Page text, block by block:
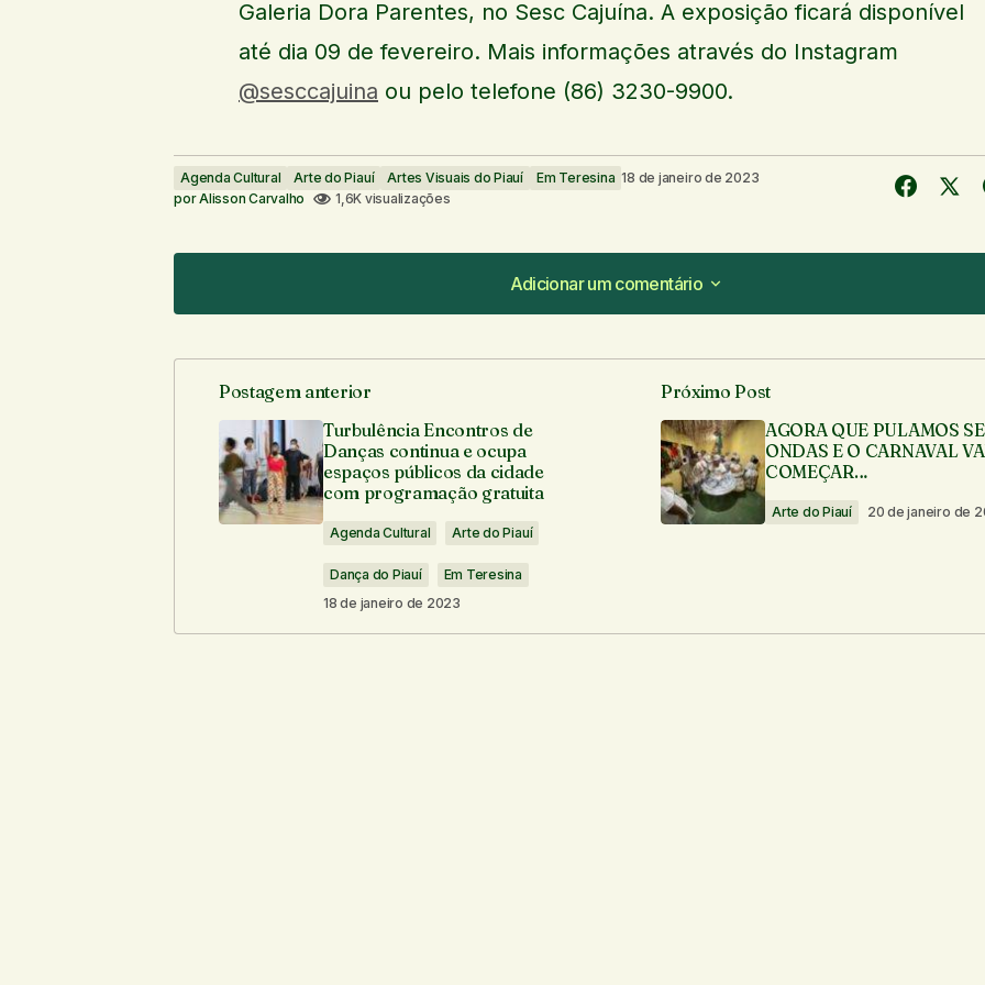
Galeria Dora Parentes, no Sesc Cajuína. A exposição ficará disponível
até dia 09 de fevereiro. Mais informações através do Instagram
@sesccajuina ou pelo telefone (86) 3230-9900.
Agenda Cultural Arte do Piauí Artes Visuais do Piauí Em Teresina 18 de janeiro de 2023
porAlisson Carvalho 1,6K visualizações
Adicionar um comentário
Adicionar um comentário
O seu endereço de e-mail não será publicado. Campos obrigatórios são marcados com*
Comentário*
Postagem anterior
Turbulência Encontros de
Danças continua e ocupa
espaços públicos da cidade
com programação gratuita
Agenda Cultural Arte do Piauí
Dança do Piauí
Em Teresina
18 de janeiro de 2023
Próximo Post
AGORA QUE PULAMOS
ONDAS E O CARNAVAL
COMEÇAR…
Arte do Piauí 20 de janeiro de